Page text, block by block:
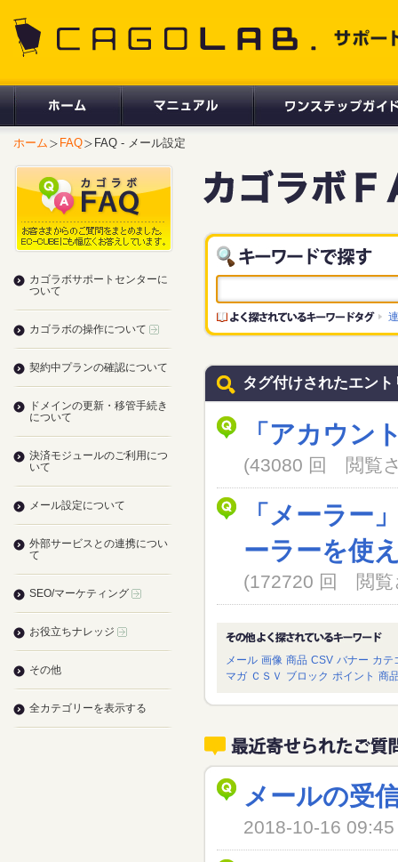
ホーム FAQ FAQ - メール設定
タグ付けされたエント
「アカウン
(43080 回 閲覧
「メーラー
ーラーを使
(172720 回 閲覧
メール 画像 商品 CSV バナー カテ
マガ ＣＳＶ ブロック ポイント 商
メールの受
2018-10-16
カゴラボサポートセンターに
ついて
カゴラボの操作について
契約中プランの確認について
ドメインの更新・移管手続き
について
決済モジュールのご利用につ
いて
メール設定について
外部サービスとの連携につい
て
SEO/マーケティング
お役立ちナレッジ
その他
全カテゴリーを表示する